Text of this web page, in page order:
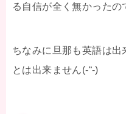
る自信が全く無かったの
ちなみに旦那も英語は出
とは出来ません(-“-)